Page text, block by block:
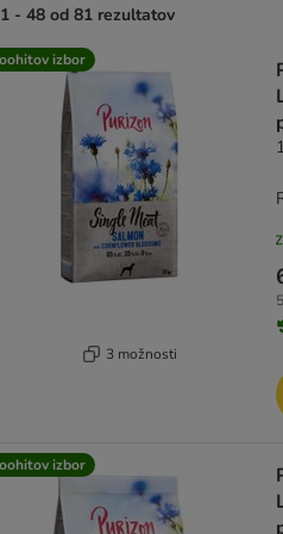
1 - 48 od 81 rezultatov
product items have been changed
izbor
3 možnosti
izbor